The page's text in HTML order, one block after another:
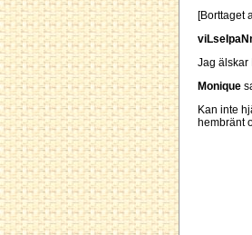
[Borttaget
Jag älskar
Monique
Kan inte
hembränt